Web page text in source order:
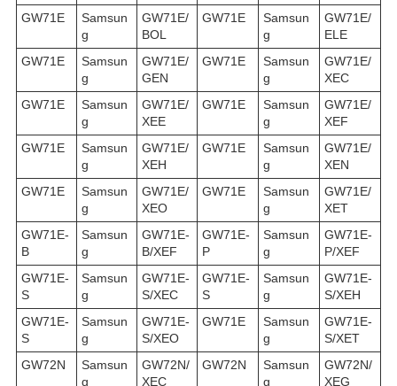
GW71E
Samsun
g
GW71E/
BOL
GW71E
Samsun
g
GW71E/
ELE
GW71E
Samsun
g
GW71E/
GEN
GW71E
Samsun
g
GW71E/
XEC
GW71E
Samsun
g
GW71E/
XEE
GW71E
Samsun
g
GW71E/
XEF
GW71E
Samsun
g
GW71E/
XEH
GW71E
Samsun
g
GW71E/
XEN
GW71E
Samsun
g
GW71E/
XEO
GW71E
Samsun
g
GW71E/
XET
GW71E-
B
Samsun
g
GW71E-
B/XEF
GW71E-
P
Samsun
g
GW71E-
P/XEF
GW71E-
S
Samsun
g
GW71E-
S/XEC
GW71E-
S
Samsun
g
GW71E-
S/XEH
GW71E-
S
Samsun
g
GW71E-
S/XEO
GW71E
Samsun
g
GW71E-
S/XET
GW72N
Samsun
g
GW72N/
XEC
GW72N
Samsun
g
GW72N/
XEG